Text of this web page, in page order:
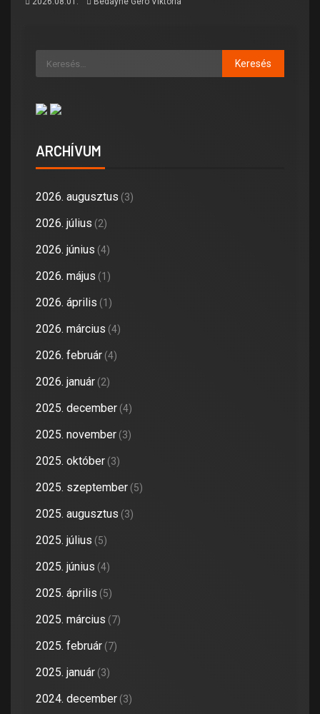
ARCHÍVUM
2026. augusztus (3)
2026. július (2)
2026. június (4)
2026. május (1)
2026. április (1)
2026. március (4)
2026. február (4)
2026. január (2)
2025. december (4)
2025. november (3)
2025. október (3)
2025. szeptember (5)
2025. augusztus (3)
2025. július (5)
2025. június (4)
2025. április (5)
2025. március (7)
2025. február (7)
2025. január (3)
2024. december (3)